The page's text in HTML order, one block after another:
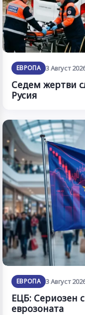
ЕВРОПА 3 Август
Седем жертви
Русия
ЕВРОПА 3 Август
ЕЦБ: Сериозен
еврозоната